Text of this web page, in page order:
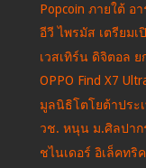
Popcoin ภายใต้ อ
อีวี ไพรมัส เตรียมเ
เวสเทิร์น ดิจิตอล
OPPO Find X7
มูลนิธิโตโยต้าประ
วช. หนุน ม.ศิลปาก
ชไนเดอร์ อิเล็คทริ